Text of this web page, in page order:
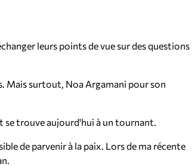
leurs points de vue sur des questions
Mais surtout, Noa Argamani pour son
se trouve aujourd'hui à un tournant.
de parvenir à la paix. Lors de ma récente